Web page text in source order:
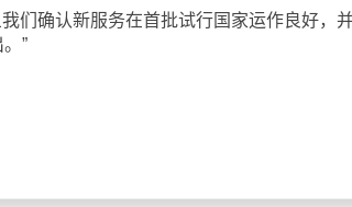
们确认新服务在首批试行国家运作良好，
”